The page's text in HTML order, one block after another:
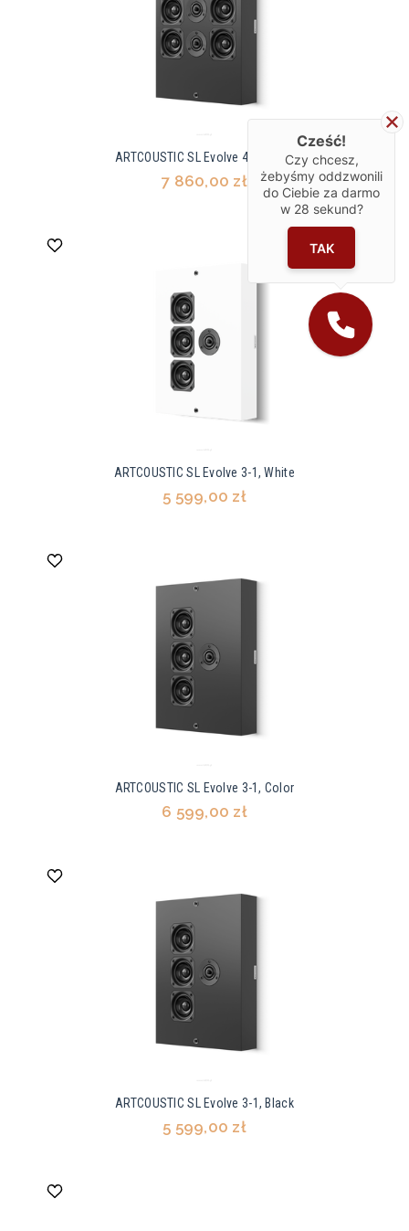
ARTCOUSTIC SL Evolve 4-2, Black
7 860,00 zł
ARTCOUSTIC SL Evolve 3-1, White
5 599,00 zł
ARTCOUSTIC SL Evolve 3-1, Color
6 599,00 zł
ARTCOUSTIC SL Evolve 3-1, Black
5 599,00 zł
Cześć!
Czy chcesz,
żebyśmy oddzwonili
do Ciebie za darmo
w 28 sekund?
TAK